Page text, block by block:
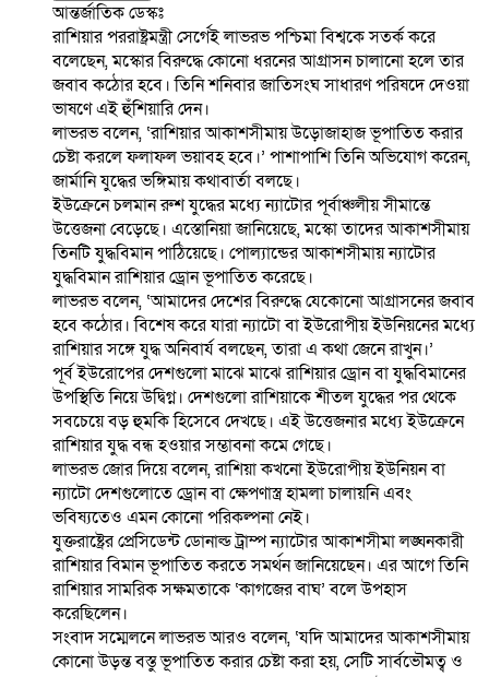
আন্তর্জাতিক ডেস্কঃ
রাশিয়ার পররাষ্ট্রমন্ত্রী সের্গেই লাভরভ পশ্চিমা বিশ্বকে সতর্ক করে
বলেছেন, মস্কোর বিরুদ্ধে কোনো ধরনের আগ্রাসন চালানো হলে তার
জবাব কঠোর হবে। তিনি শনিবার জাতিসংঘ সাধারণ পরিষদে দেওয়া
ভাষণে এই হুঁশিয়ারি দেন।
লাভরভ বলেন, ‘রাশিয়ার আকাশসীমায় উড়োজাহাজ ভূপাতিত করার
চেষ্টা করলে ফলাফল ভয়াবহ হবে।’ পাশাপাশি তিনি অভিযোগ করেন,
জার্মানি যুদ্ধের ভঙ্গিমায় কথাবার্তা বলছে।
ইউক্রেনে চলমান রুশ যুদ্ধের মধ্যে ন্যাটোর পূর্বাঞ্চলীয় সীমান্তে
উত্তেজনা বেড়েছে। এস্তোনিয়া জানিয়েছে, মস্কো তাদের আকাশসীমায়
তিনটি যুদ্ধবিমান পাঠিয়েছে। পোল্যান্ডের আকাশসীমায় ন্যাটোর
যুদ্ধবিমান রাশিয়ার ড্রোন ভূপাতিত করেছে।
লাভরভ বলেন, ‘আমাদের দেশের বিরুদ্ধে যেকোনো আগ্রাসনের জবাব
হবে কঠোর। বিশেষ করে যারা ন্যাটো বা ইউরোপীয় ইউনিয়নের মধ্যে
রাশিয়ার সঙ্গে যুদ্ধ অনিবার্য বলছেন, তারা এ কথা জেনে রাখুন।’
পূর্ব ইউরোপের দেশগুলো মাঝে মাঝে রাশিয়ার ড্রোন বা যুদ্ধবিমানের
উপস্থিতি নিয়ে উদ্বিগ্ন। দেশগুলো রাশিয়াকে শীতল যুদ্ধের পর থেকে
সবচেয়ে বড় হুমকি হিসেবে দেখছে। এই উত্তেজনার মধ্যে ইউক্রেনে
রাশিয়ার যুদ্ধ বন্ধ হওয়ার সম্ভাবনা কমে গেছে।
লাভরভ জোর দিয়ে বলেন, রাশিয়া কখনো ইউরোপীয় ইউনিয়ন বা
ন্যাটো দেশগুলোতে ড্রোন বা ক্ষেপণাস্ত্র হামলা চালায়নি এবং
ভবিষ্যতেও এমন কোনো পরিকল্পনা নেই।
যুক্তরাষ্ট্রের প্রেসিডেন্ট ডোনাল্ড ট্রাম্প ন্যাটোর আকাশসীমা লঙ্ঘনকারী
রাশিয়ার বিমান ভূপাতিত করতে সমর্থন জানিয়েছেন। এর আগে তিনি
রাশিয়ার সামরিক সক্ষমতাকে ‘কাগজের বাঘ’ বলে উপহাস
করেছিলেন।
সংবাদ সম্মেলনে লাভরভ আরও বলেন, ‘যদি আমাদের আকাশসীমায়
কোনো উড়ন্ত বস্তু ভূপাতিত করার চেষ্টা করা হয়, সেটি সার্বভৌমত্ব ও